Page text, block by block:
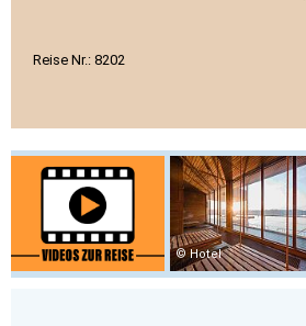
Reise Nr.: 8202
Hotel